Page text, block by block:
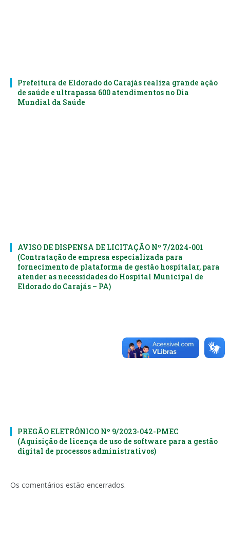
Prefeitura de Eldorado do Carajás realiza grande ação
de saúde e ultrapassa 600 atendimentos no Dia
Mundial da Saúde
AVISO DE DISPENSA DE LICITAÇÃO Nº 7/2024-001
(Contratação de empresa especializada para
fornecimento de plataforma de gestão hospitalar, para
atender as necessidades do Hospital Municipal de
Eldorado do Carajás – PA)
PREGÃO ELETRÔNICO Nº 9/2023-042-PMEC
(Aquisição de licença de uso de software para a gestão
digital de processos administrativos)
Os comentários estão encerrados.